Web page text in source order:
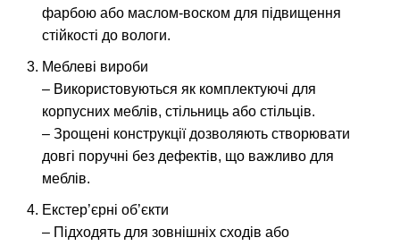
фарбою або маслом-воском для підвищення
стійкості до вологи.
Меблеві вироби
– Використовуються як комплектуючі для
корпусних меблів, стільниць або стільців.
– Зрощені конструкції дозволяють створювати
довгі поручні без дефектів, що важливо для
меблів.
Екстер’єрні об’єкти
– Підходять для зовнішніх сходів або